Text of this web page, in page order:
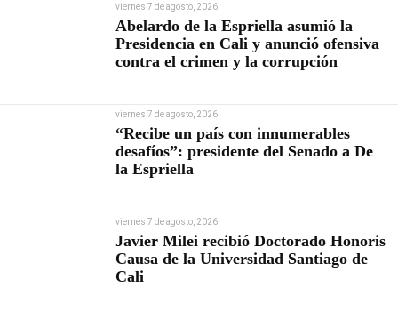
viernes 7 de agosto, 2026
Abelardo de la Espriella asumió la
Presidencia en Cali y anunció ofensiva
contra el crimen y la corrupción
viernes 7 de agosto, 2026
“Recibe un país con innumerables
desafíos”: presidente del Senado a De
la Espriella
viernes 7 de agosto, 2026
Javier Milei recibió Doctorado Honoris
Causa de la Universidad Santiago de
Cali